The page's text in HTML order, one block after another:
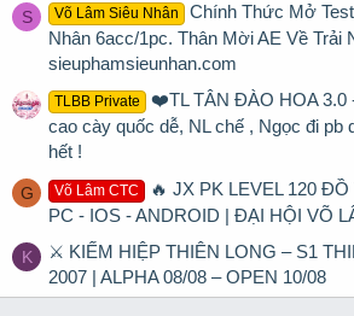
S Võ Lâm Siêu Nhân
Chính Thức Mở
Nhân 6acc/1pc. Thân Mời AE Về Trải
sieuphamsieunhan.com
TLBB Private
❤️TL TÂN ĐÀO HOA 3.0
cao cày quốc dễ, NL chế , Ngọc đi pb
hết !
G Võ Lâm CTC
🔥 JX PK LEVEL 120
PC - IOS - ANDROID | ĐẠI HỘI VÕ
K
⚔ KIẾM HIỆP THIÊN LONG – S1
2007 | ALPHA 08/08 – OPEN 10/08